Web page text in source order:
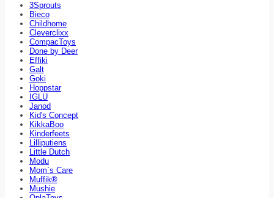
3Sprouts
Bieco
Childhome
Cleverclixx
CompacToys
Done by Deer
Effiki
Galt
Goki
Hoppstar
IGLU
Janod
Kid's Concept
KikkaBoo
Kinderfeets
Lilliputiens
Little Dutch
Modu
Mom`s Care
Muffik®
Mushie